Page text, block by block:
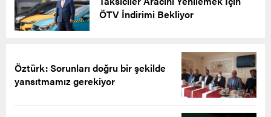
ÖTV İndirimi Bekliyor
Öztürk: Sorunları doğru bir şekilde
yansıtmamız gerekiyor